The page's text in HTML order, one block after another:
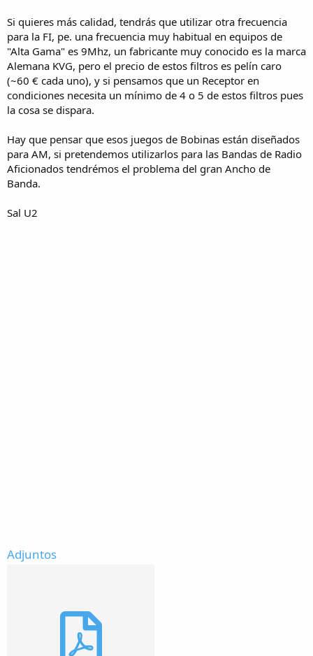
Si quieres más calidad, tendrás que utilizar otra frecuencia
para la FI, pe. una frecuencia muy habitual en equipos de
"Alta Gama" es 9Mhz, un fabricante muy conocido es la marca
Alemana KVG, pero el precio de estos filtros es pelín caro
(~60 € cada uno), y si pensamos que un Receptor en
condiciones necesita un mínimo de 4 o 5 de estos filtros pues
la cosa se dispara.
Hay que pensar que esos juegos de Bobinas están diseñados
para AM, si pretendemos utilizarlos para las Bandas de Radio
Aficionados tendrémos el problema del gran Ancho de
Banda.
Sal U2
Adjuntos